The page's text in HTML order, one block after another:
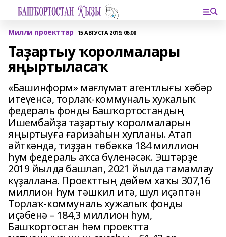
Милли проекттар 15 АВГУСТА 2019, 06:08
Таҙартыу ҡоролмалары
яңыртыласаҡ
«Башинформ» мәғлүмәт агентлығы хәбәр
итеүенсә, торлаҡ-коммуналь хужалыҡ
федераль фонды Башҡортостандың
Ишембайҙа таҙартыу ҡоролмаларын
яңыртыуға ғаризаһын хупланы. Атап
әйткәндә, тиҙҙән төбәккә 184 миллион
һум федераль аҡса бүленәсәк. Эштәрҙе
2019 йылда башлап, 2021 йылда тамамлау
күҙаллана. Проекттың дөйөм хаҡы 307,16
миллион һум тәшкил итә, шул иҫәптән
Торлаҡ-коммуналь хужалыҡ фонды
иҫәбенә – 184,3 миллион һум,
Башҡортостан һәм проектта